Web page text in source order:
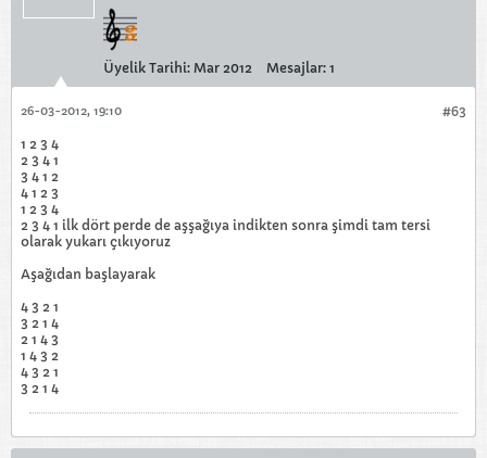
Üyelik Tarihi: Mar 2012 Mesajlar: 1
#63
26-03-2012, 19:10
1 2 3 4
2 3 4 1
3 4 1 2
4 1 2 3
1 2 3 4
2 3 4 1 ilk dört perde de aşşağıya indikten sonra şimdi tam tersi
olarak yukarı çıkıyoruz
Aşağıdan başlayarak
4 3 2 1
3 2 1 4
2 1 4 3
1 4 3 2
4 3 2 1
3 2 1 4